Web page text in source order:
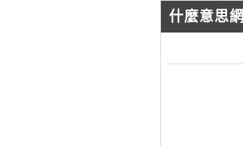
什麼意思網